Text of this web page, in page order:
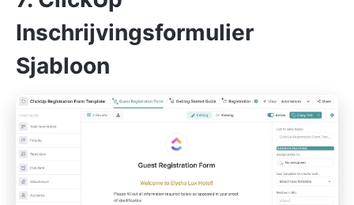
Inschrijvingsformulier
Sjabloon